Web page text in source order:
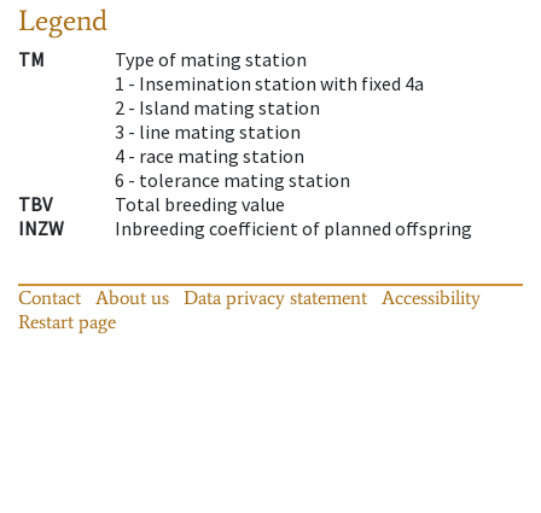
Legend
TM
Type of mating station
1 - Insemination station with fixed 4a
2 - Island mating station
3 - line mating station
4 - race mating station
6 - tolerance mating station
TBV
Total breeding value
INZW
Inbreeding coefficient of planned offspring
Contact About us Data privacy statement
Accessibility
Restart page